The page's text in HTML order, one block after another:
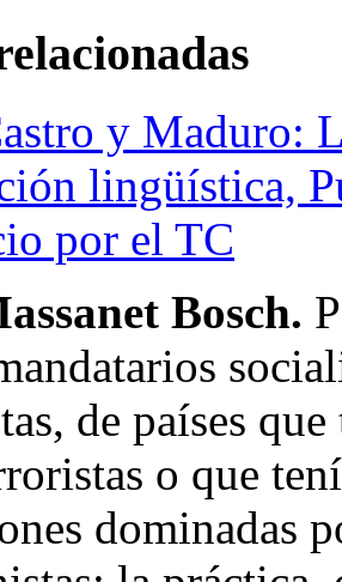
y Maduro:
lingüística,
por el TC
Bosch.
de países
o que
dominadas